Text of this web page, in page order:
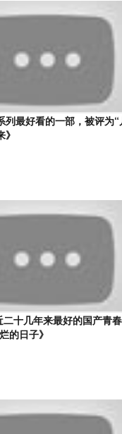
列最好看的一部，被评为“
二十几年来最好的国产青
的日子》